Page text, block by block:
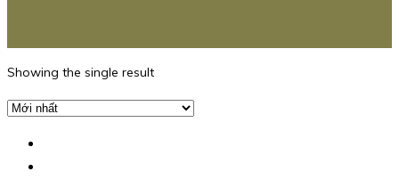
Showing the single result